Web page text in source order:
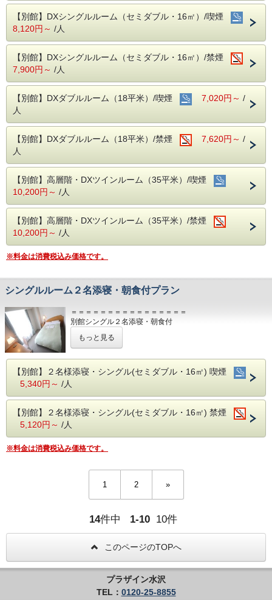
・お子様の添寝を希望される場合は、お電話にてお問
い合わせ下さい。（本館は不可）
・電気スタンドをご希望の方はチェックイン時にお申
・禁煙部屋または喫煙部屋をご希望でも空室がない場
チェックインより前に空室が出れば移動いたしま
す。
・禁煙部屋をご希望の方で喫煙部屋を予約された場
（受付は、当日お昼１２時迄にご予約された分。タ
バコ臭が全て取れる訳ではないことをご了承下さ
【２泊以上されるお客様へ】
全泊分のご予約を一度にお取り出来なかった場合は、備考欄
に「〇日も別で予約済」とご入力ください。同じお部屋をご
す）
【自社サイト限定！チェックアウト１２：００まで無料】
は、事前にご連絡を頂きますようお願いいたします。（場合
によっては承ることが出来ないこともございます。）
【別館】DXシングルルーム（セミダブル・16㎡）/喫煙
8,120円～ /人
【別館】DXシングルルーム（セミダブル・16㎡）/禁煙
7,900円～ /人
【別館】DXダブルルーム（18平米）/喫煙 7,020円～ /
人
【別館】DXダブルルーム（18平米）/禁煙 7,620円～ /
人
【別館】高層階・DXツインルーム（35平米）/喫煙
10,200円～ /人
【別館】高層階・DXツインルーム（35平米）/禁煙
10,200円～ /人
※料金は消費税込み価格です。
シングルルーム２名添寝・朝食付プラン
＝＝＝＝＝＝＝＝＝＝＝＝＝＝＝＝
別館シングル２名添寝・朝食付
お部屋はセミダブルサイズのベッドを使用。
アメニティーを2名分セットしたカップル仕様。
【朝食】１階カトルセゾン
営業時間：6:30〜9:30 (ラストオーダー9:00)
※元日は８時オープン
内容：バイキング形式（ビニール手
袋、マスク等の用意あり）
【客室】
・お子様（小学生まで）の添寝を希望される
場合は、お電話にてお問い合わせくださいま
せ。
・無料駐車場は大型車両も駐車可能です♪
・貸出用の電気スタンドがございますので、
さい。（数に限りあり）
もっと見る
【別館】２名様添寝・シングル(セミダブル・16㎡) 喫煙
5,340円～ /人
【別館】２名様添寝・シングル(セミダブル・16㎡) 禁煙
5,120円～ /人
※料金は消費税込み価格です。
1 2 »
14件中 1-10 10件
このページのTOPへ
プラザイン水沢
TEL： 0120-25-8855